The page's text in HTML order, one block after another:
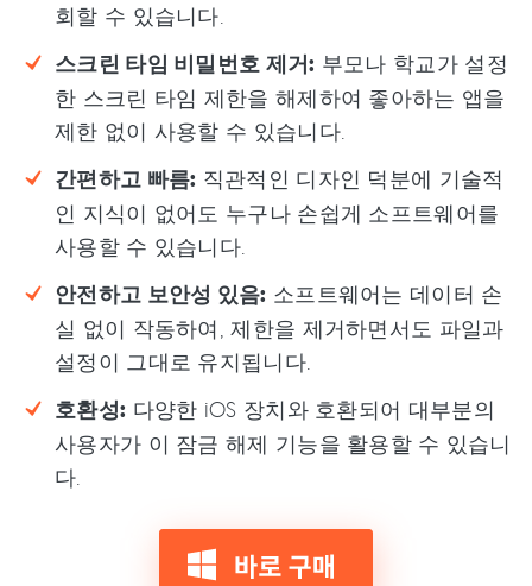
회할 수 있습니다.
스크린 타임 비밀번호 제거: 부모나 학교가 설정
한 스크린 타임 제한을 해제하여 좋아하는 앱을
제한 없이 사용할 수 있습니다.
간편하고 빠름: 직관적인 디자인 덕분에 기술적
인 지식이 없어도 누구나 손쉽게 소프트웨어를
사용할 수 있습니다.
안전하고 보안성 있음: 소프트웨어는 데이터 손
실 없이 작동하여, 제한을 제거하면서도 파일과
설정이 그대로 유지됩니다.
호환성: 다양한 iOS 장치와 호환되어 대부분의
사용자가 이 잠금 해제 기능을 활용할 수 있습니
다.